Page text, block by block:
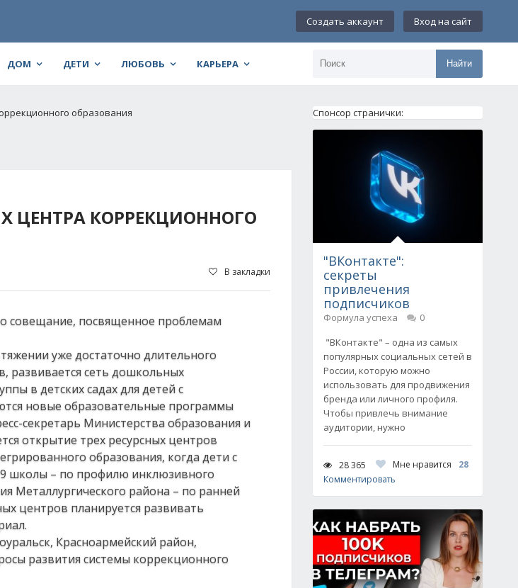
Создать аккаунт Вход на сайт
ДОМ ДЕТИ ЛЮБОВЬ КАРЬЕРА Найти
образования
ЦЕНТРА КОРРЕКЦИОННОГО
В закладки
совещание, посвященное проблемам
уже достаточно длительного
развивается сеть дошкольных
в детских садах для детей с
новые образовательные программы
секретарь Министерства образования и
открытие трех ресурсных центров
образования, когда дети с
школы – по профилю инклюзивного
Металлургического района – по ранней
центров планируется развивать
Красноармейский район,
развития системы коррекционного
Спонсор странички:
"ВКонтакте":
секреты
привлечения
подписчиков
Формула успеха
0
"ВКонтакте" – одна из самых
популярных социальных сетей в
России, которую можно
использовать для продвижения
бренда или личного профиля.
Чтобы привлечь внимание
аудитории, нужно
28 365 Мне нравится
28
Комментировать